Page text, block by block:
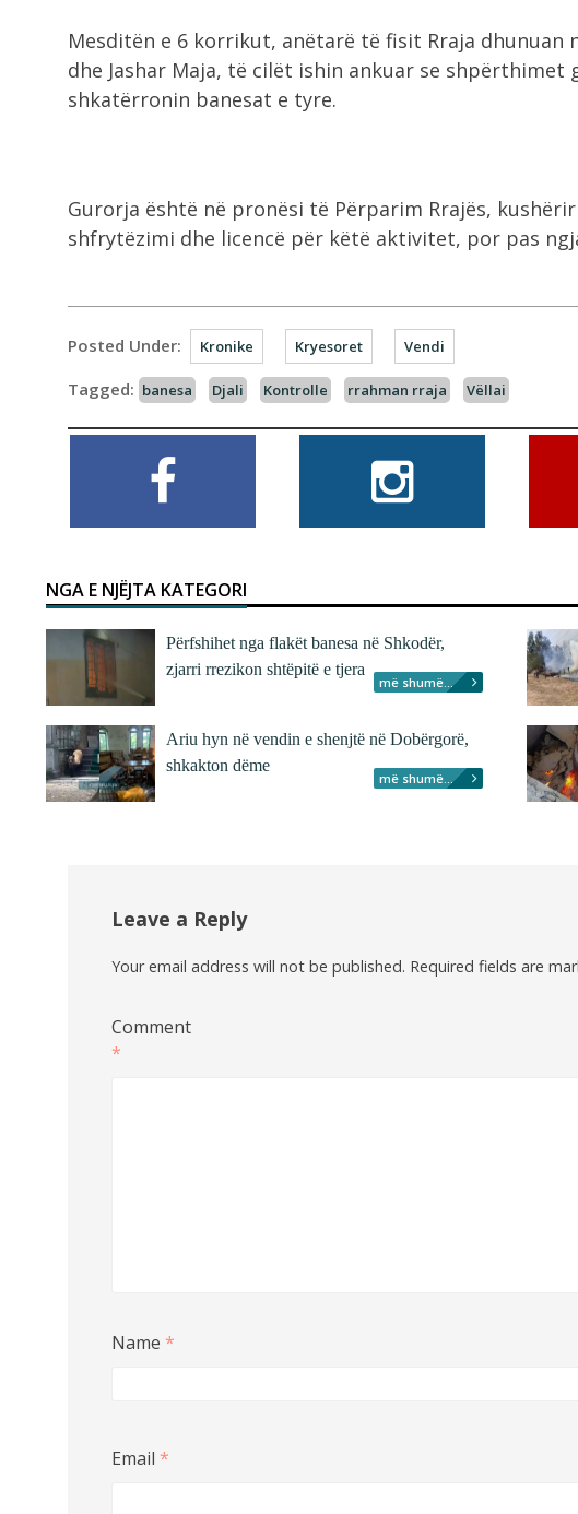
Mesditën e 6 korrikut, anëtarë të fisit Rraja
dhe Jashar Maja, të cilët ishin ankuar se shpërthimet
shkatërronin banesat e tyre.
Gurorja është në pronësi të Përparim Rrajës,
shfrytëzimi dhe licencë për këtë aktivitet, por pas
Posted Under: Kronike Kryesoret Vendi
Tagged: banesa Djali Kontrolle rrahman rraja Vëllai
NGA E NJËJTA KATEGORI
Përfshihet nga flakët banesa në Shkodër,
zjarri rrezikon shtëpitë e tjera
më shumë...
Ariu hyn në vendin e shenjtë në Dobërgorë,
shkakton dëme
më shumë...
Leave a Reply
Your email address will not be published. Required fields are
Comment
*
Name *
Email *